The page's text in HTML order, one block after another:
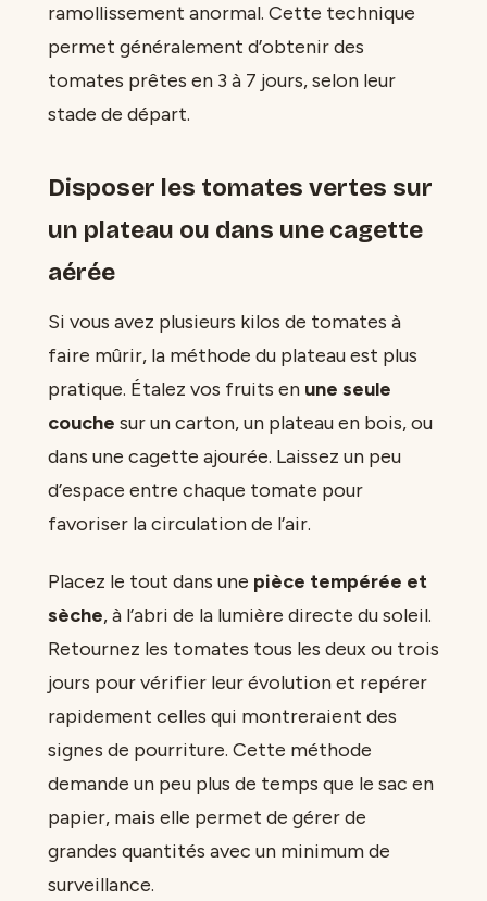
ramollissement anormal. Cette technique
permet généralement d’obtenir des
tomates prêtes en 3 à 7 jours, selon leur
stade de départ.
Disposer les tomates vertes sur
un plateau ou dans une cagette
aérée
Si vous avez plusieurs kilos de tomates à
faire mûrir, la méthode du plateau est plus
pratique. Étalez vos fruits en une seule
couche sur un carton, un plateau en bois, ou
dans une cagette ajourée. Laissez un peu
d’espace entre chaque tomate pour
favoriser la circulation de l’air.
Placez le tout dans une pièce tempérée et
sèche, à l’abri de la lumière directe du soleil.
Retournez les tomates tous les deux ou trois
jours pour vérifier leur évolution et repérer
rapidement celles qui montreraient des
signes de pourriture. Cette méthode
demande un peu plus de temps que le sac en
papier, mais elle permet de gérer de
grandes quantités avec un minimum de
surveillance.